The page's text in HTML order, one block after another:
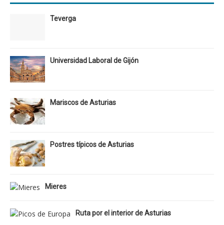
Teverga
Universidad Laboral de Gijón
Mariscos de Asturias
Postres típicos de Asturias
Mieres
Ruta por el interior de Asturias